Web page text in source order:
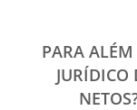
PARA
JURÍDICO